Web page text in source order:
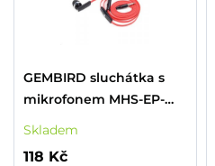
GEMBIRD sluchátka s
mikrofonem MHS-EP-
OPO plochý kabel,
Skladem
118 Kč